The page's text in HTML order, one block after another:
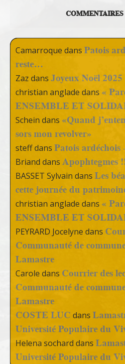
COMMENTAIRES
Camarroque dans Patois
reste…
Zaz dans Joyeux Noël 2025
christian anglade dans «
ENSEMBLE ET
Schein dans «Quand
sors mon revolver»
steffdans Patois
Briand dans Apophtegmes
BASSET Sylvain dans Les
cette journée du
christian anglade dans «
ENSEMBLE ET
PEYRARD Jocelyne dans
Communauté de
Lamastre
Carole dans Courrier des
Communauté de
Lamastre
COSTE LUC dans
Université Populaire du
Helena sochard dans
Université Populaire du